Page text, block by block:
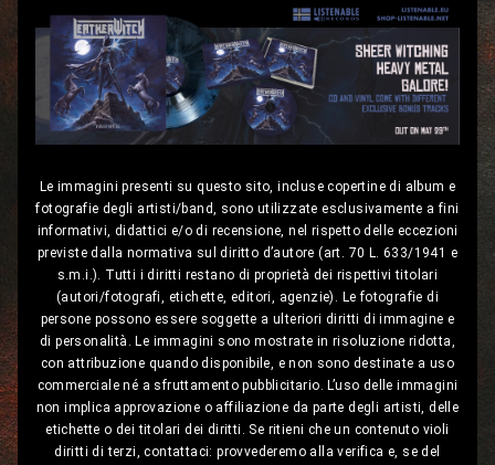
Le immagini presenti su questo sito, incluse copertine di album e
fotografie degli artisti/band, sono utilizzate esclusivamente a fini
informativi, didattici e/o di recensione, nel rispetto delle eccezioni
previste dalla normativa sul diritto d’autore (art. 70 L. 633/1941 e
s.m.i.). Tutti i diritti restano di proprietà dei rispettivi titolari
(autori/fotografi, etichette, editori, agenzie). Le fotografie di
persone possono essere soggette a ulteriori diritti di immagine e
di personalità. Le immagini sono mostrate in risoluzione ridotta,
con attribuzione quando disponibile, e non sono destinate a uso
commerciale né a sfruttamento pubblicitario. L’uso delle immagini
non implica approvazione o affiliazione da parte degli artisti, delle
etichette o dei titolari dei diritti. Se ritieni che un contenuto violi
diritti di terzi, contattaci: provvederemo alla verifica e, se del